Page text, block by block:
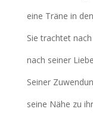
eine Träne in
Sie trachtet
nach seiner
Seiner
seine Nähe zu